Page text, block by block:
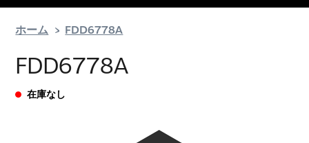
ホーム FDD6778A
FDD6778A
在庫なし